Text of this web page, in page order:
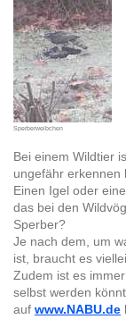
Sperberweibchen
Bei einem Wildtier
ungefähr erkennen
Einen Igel oder
das bei den
Sperber?
Je nach dem, um
ist, braucht es
Zudem ist es
selbst werden
auf www.NABU.de